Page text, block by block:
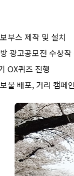
부스 제작 및 설치
광고공모전 수상작
OX퀴즈 진행
물 배포, 거리 캠페인